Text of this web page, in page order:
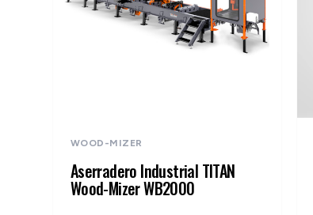
WOOD-MIZER
Aserradero Industrial TITAN
Wood-Mizer WB2000